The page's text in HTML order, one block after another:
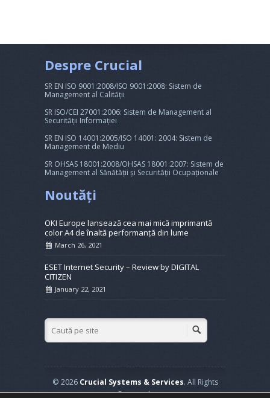
Despre Crucial
SR EN ISO 9001:2008/ISO 9001:2008: Sistem de
Management al Calității
SR ISO/CEI 27001:2006: Sistem de Management al
Securității Informației
SR EN ISO 14001:2005/ISO 14001: 2004: Sistem de
Management de Mediu
SR OHSAS 18001:2008/OHSAS 18001:2007: Sistem de
Management al Sănătății și Securității Ocupaționale
Noutăți
OKI Europe lansează cea mai mică imprimantă
color A4 de înaltă performanță din lume
March 26, 2021
ESET Internet Security – Review by DIGITAL
CITIZEN
January 22, 2021
© 2026 Crucial Systems & Services. All Rights
Reserved.